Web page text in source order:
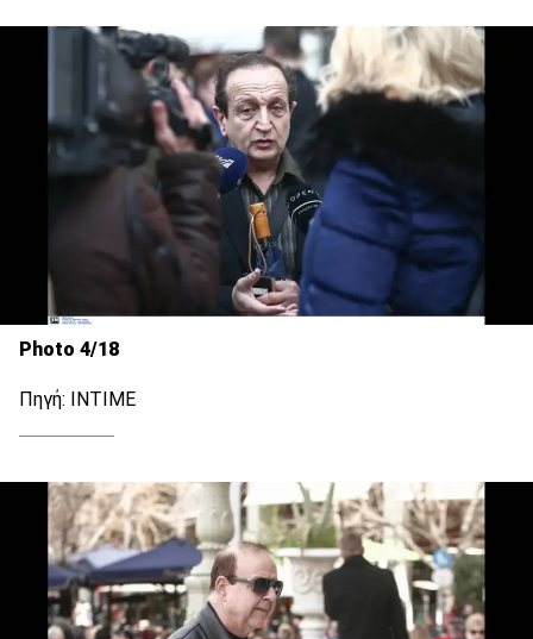
Photo 4/18
Πηγή: INTIME